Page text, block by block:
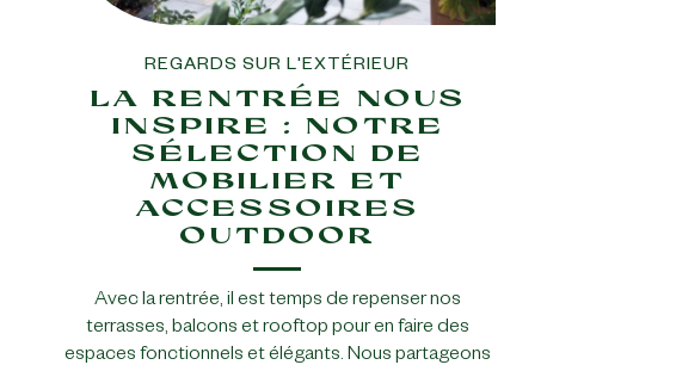
REGARDS SUR L'EXTÉRIEUR
LA RENTRÉE NOUS
INSPIRE : NOTRE
SÉLECTION DE
MOBILIER ET
ACCESSOIRES
OUTDOOR
Avec la rentrée, il est temps de repenser nos
terrasses, balcons et rooftop pour en faire des
espaces fonctionnels et élégants. Nous partageons